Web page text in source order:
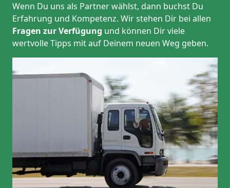
Wenn Du uns als Partner wählst, dann buchst Du
Erfahrung und Kompetenz. Wir stehen Dir bei allen
Fragen zur Verfügung und können Dir viele
wertvolle Tipps mit auf Deinem neuen Weg geben.